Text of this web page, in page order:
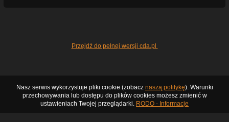
Przejdź do pełnej wersji cda.pl
Nasz serwis wykorzystuje pliki cookie (zobacz naszą politykę). Warunki
przechowywania lub dostępu do plików cookies możesz zmienić w
ustawieniach Twojej przeglądarki. RODO - Informacje